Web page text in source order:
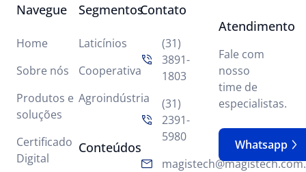
Navegue
Home
Sobre nós
Produtos e
soluções
Certificado
Digital
Segmentos
Laticínios
Cooperativa
Agroindústria
Conteúdos
Contato
(31)
3891-
1803
(31)
2391-
5980
Atendimento
Fale com
nosso
time de
especialistas.
Whatsapp